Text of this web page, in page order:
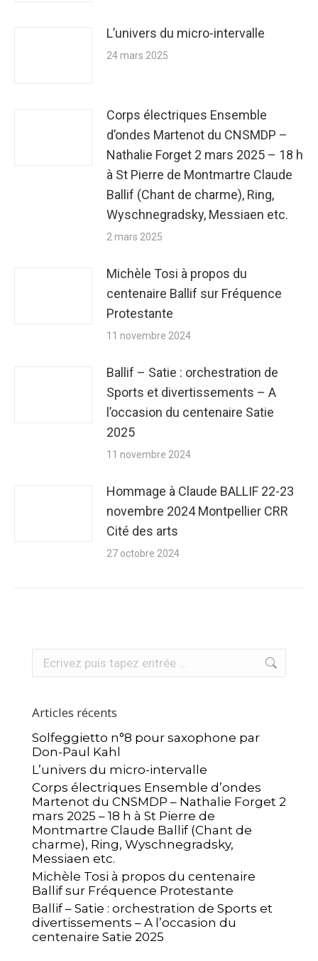
L’univers du micro-intervalle
24 mars 2025
Corps électriques Ensemble
d’ondes Martenot du CNSMDP –
Nathalie Forget 2 mars 2025 – 18 h
à St Pierre de Montmartre Claude
Ballif (Chant de charme), Ring,
Wyschnegradsky, Messiaen etc.
2 mars 2025
Michèle Tosi à propos du
centenaire Ballif sur Fréquence
Protestante
11 novembre 2024
Ballif – Satie : orchestration de
Sports et divertissements – A
l’occasion du centenaire Satie
2025
11 novembre 2024
Hommage à Claude BALLIF 22-23
novembre 2024 Montpellier CRR
Cité des arts
27 octobre 2024
Recherche
Articles récents
Solfeggietto n°8 pour saxophone par
Don-Paul Kahl
L’univers du micro-intervalle
Corps électriques Ensemble d’ondes
Martenot du CNSMDP – Nathalie Forget 2
mars 2025 – 18 h à St Pierre de
Montmartre Claude Ballif (Chant de
charme), Ring, Wyschnegradsky,
Messiaen etc.
Michèle Tosi à propos du centenaire
Ballif sur Fréquence Protestante
Ballif – Satie : orchestration de Sports et
divertissements – A l’occasion du
centenaire Satie 2025